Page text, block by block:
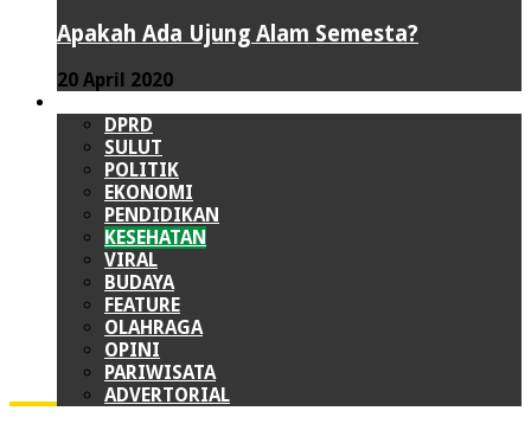
Apakah Ada Ujung Alam Semesta?
20 April 2020
DPRD
SULUT
POLITIK
EKONOMI
PENDIDIKAN
KESEHATAN
VIRAL
BUDAYA
FEATURE
OLAHRAGA
OPINI
PARIWISATA
ADVERTORIAL